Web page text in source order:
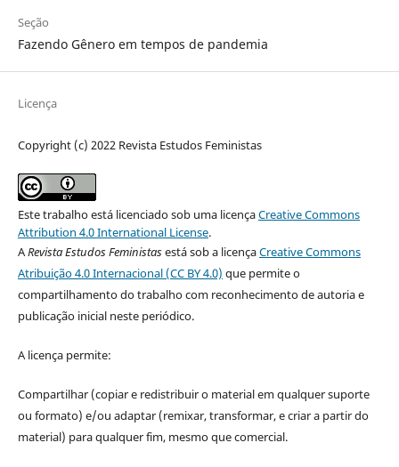
Seção
Fazendo Gênero em tempos de pandemia
Licença
Copyright (c) 2022 Revista Estudos Feministas
Este trabalho está licenciado sob uma licençaCreative Commons
Attribution 4.0 International License.
ARevista Estudos Feministasestá sob a licençaCreative Commons
Atribuição 4.0 Internacional (CC BY 4.0) que permite o
compartilhamento do trabalho com reconhecimento de autoria e
publicação inicial neste periódico.
A licença permite:
Compartilhar (copiar e redistribuir o material em qualquer suporte
ou formato) e/ou adaptar (remixar, transformar, e criar a partir do
material) para qualquer fim, mesmo que comercial.